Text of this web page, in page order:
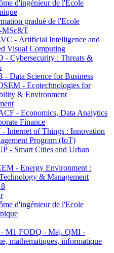
d'ingénieur de l'Ecole
gradué de l'Ecole
MSc&T
- Artificial Intelligence and
Visual Computing
- Cybersecurity : Threats &
- Data Science for Business
- Ecotechnologies for
& Environment
- Economics, Data Analytics
Finance
Internet of Things : Innovation
Program (IoT)
- Smart Cities and Urban
- Energy Environment :
& Management
d'ingénieur de l'Ecole
M1 FODQ - Maj. QMI -
mathematiques, informatique